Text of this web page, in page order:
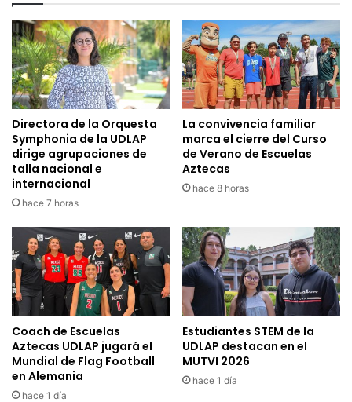
Directora de la Orquesta
Symphonia de la UDLAP
dirige agrupaciones de
talla nacional e
internacional
hace 7 horas
La convivencia familiar
marca el cierre del Curso
de Verano de Escuelas
Aztecas
hace 8 horas
Coach de Escuelas
Aztecas UDLAP jugará el
Mundial de Flag Football
en Alemania
hace 1 día
Estudiantes STEM de la
UDLAP destacan en el
MUTVI 2026
hace 1 día